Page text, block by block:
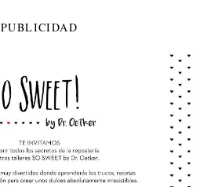
PUBLICIDAD